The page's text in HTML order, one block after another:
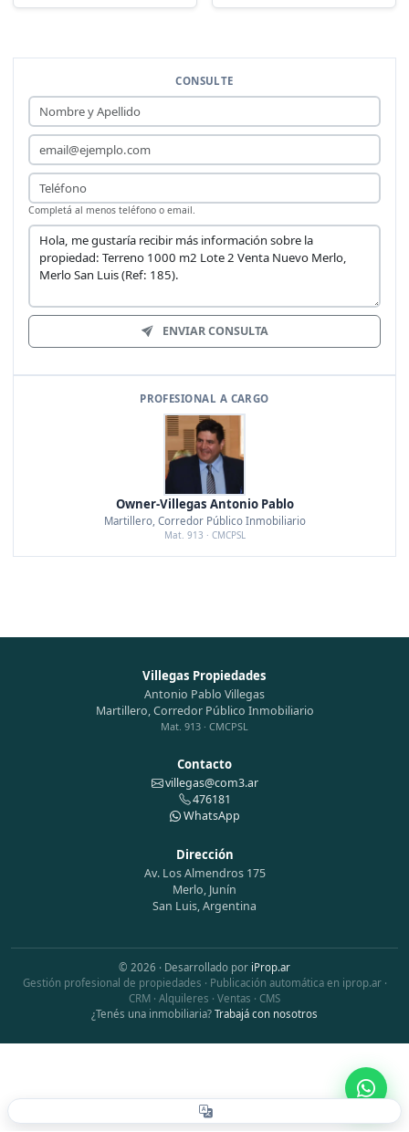
CONSULTE
Nombre y Apellido
Email
Teléfono
Completá al menos teléfono o email.
Mensaje
ENVIAR CONSULTA
PROFESIONAL A CARGO
Owner-Villegas Antonio Pablo
Martillero, Corredor Público Inmobiliario
Mat. 913 · CMCPSL
Villegas Propiedades
Antonio Pablo Villegas
Martillero, Corredor Público Inmobiliario
Mat. 913 · CMCPSL
Contacto
villegas@com3.ar
476181
WhatsApp
Dirección
Av. Los Almendros 175
Merlo, Junín
San Luis, Argentina
© 2026 · Desarrollado por iProp.ar
Gestión profesional de propiedades · Publicación automática en iprop.ar ·
CRM · Alquileres · Ventas · CMS
¿Tenés una inmobiliaria? Trabajá con nosotros